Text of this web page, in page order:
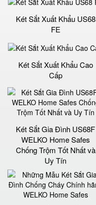
Két Sắt Xuất Khẩu US68
FE
Két Sắt Xuất Khẩu Cao
Cấp
Két Sắt Gia Đình US68F
WELKO Home Safes
Chống Trộm Tốt Nhất và
Uy Tín